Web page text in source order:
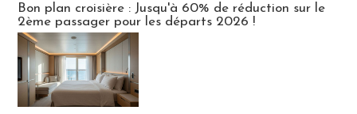
Bon plan croisière : Jusqu'à 60% de réduction sur le
2ème passager pour les départs 2026 !